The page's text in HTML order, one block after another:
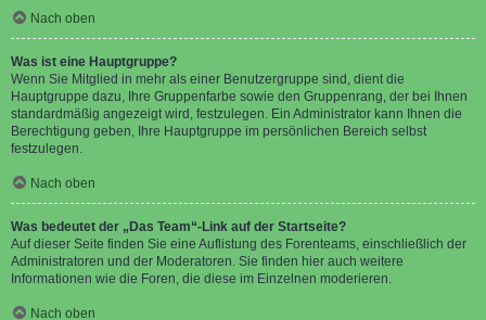
Nach oben
Was ist eine Hauptgruppe?
Wenn Sie Mitglied in mehr als einer Benutzergruppe sind, dient die
Hauptgruppe dazu, Ihre Gruppenfarbe sowie den Gruppenrang, der bei Ihnen
standardmäßig angezeigt wird, festzulegen. Ein Administrator kann Ihnen die
Berechtigung geben, Ihre Hauptgruppe im persönlichen Bereich selbst
festzulegen.
Nach oben
Was bedeutet der „Das Team“-Link auf der Startseite?
Auf dieser Seite finden Sie eine Auflistung des Forenteams, einschließlich der
Administratoren und der Moderatoren. Sie finden hier auch weitere
Informationen wie die Foren, die diese im Einzelnen moderieren.
Nach oben